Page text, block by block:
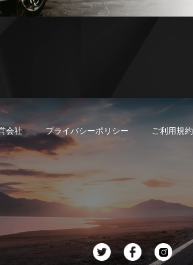
会社 プライバシーポリシー ご利用規約